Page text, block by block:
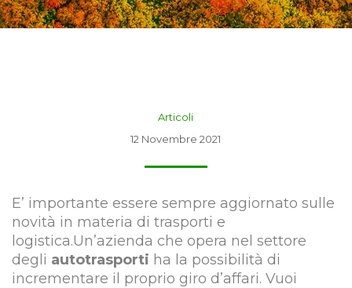
Articoli
12 Novembre 2021
E’ importante essere sempre aggiornato sulle
novità in materia di trasporti e
logistica.Un’azienda che opera nel settore
degli autotrasporti ha la possibilità di
incrementare il proprio giro d’affari. Vuoi